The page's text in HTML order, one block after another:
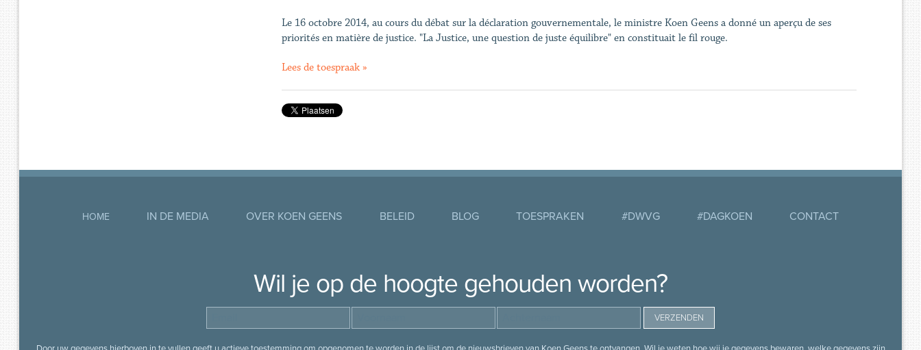
Le 16 octobre 2014, au cours du débat sur la déclaration gouvernementale, le ministre Koen Geens a donné un aperçu de ses
priorités en matière de justice. "La Justice, une question de juste équilibre" en constituait le fil rouge.
Lees de toespraak »
HOME IN DE MEDIA OVER KOEN GEENS BELEID BLOG TOESPRAKEN #DWVG #DAGKOEN CONTACT
Wil je op de hoogte gehouden worden?